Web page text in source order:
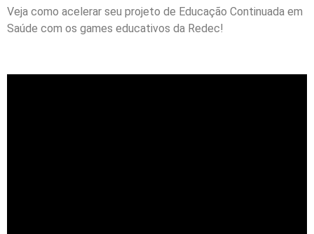
Veja como acelerar seu projeto de Educação Continuada em
Saúde com os games educativos da Redec!